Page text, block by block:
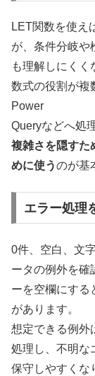
LET関数を使え
が、条件分岐や
も理解しにくく
数式の役割が複
Power
Queryなどへ処
複雑さを隠すた
めに使うのが基
エラー処理
0件、空白、文
ータの例外を確
ーを空欄にする
があります。
想定できる例外
処理し、不明な
保守しやすくな